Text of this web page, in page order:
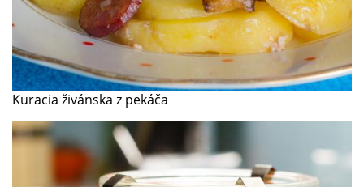
Kuracia živánska z pekáča